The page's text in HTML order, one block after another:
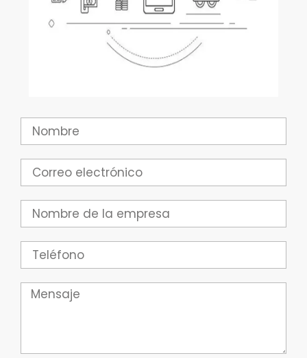
Nombre
Correo
electrónico
Empresa
Teléfono
Mensaje